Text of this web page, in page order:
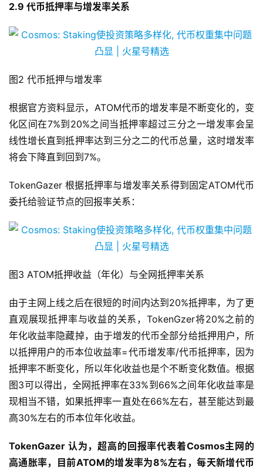
2.9 代币抵押率与增发率关系
图2 代币抵押与增发率
根据官方资料显示，ATOM代币的增发率是不断变化的，变
化区间在7%到20%之间当抵押率超过三分之一增发率会呈
线性增长直到抵押率达到三分之二的代币总量，这时增发率
将会下降直到回到7%。
TokenGazer 根据抵押率与增发率关系得到固定ATOM代币
委托给验证节点的回报率关系：
图3 ATOM抵押收益（年化）与全网抵押率关系
由于主网上线之后在很短的时间内达到20%抵押率，为了更
直观展现抵押率与收益的关系，TokenGzer将20%之前的
年化收益率隐藏掉，由于增发的代币全部分给抵押用户，所
以抵押用户的币本位收益率=代币增发率/代币抵押率，因为
抵押率不断变化，所以年化收益也是个不断变化数值。根据
图3可以得出，全网抵押率在33%到66%之间年化收益率是
现相当不错，如果抵押率一直处在66%左右，甚至能达到最
高30%左右的币本位年化收益。
TokenGazer 认为，超高的回报率代表着Cosmos主网的
高通胀率，目前ATOM的增发率为8%左右，每天新增代币